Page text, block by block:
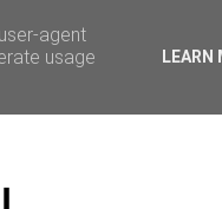
agent
usage
LEARN